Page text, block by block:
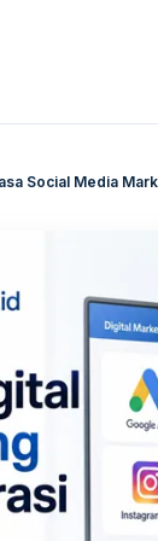
Social Media